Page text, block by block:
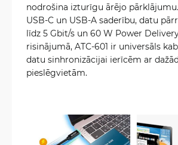
nodrošina izturīgu ārējo
USB-C un USB-A saderību, datu
līdz 5 Gbit/s un 60 W Power
risinājumā, ATC-601 ir universāls
datu sinhronizācijai ierīcēm ar
pieslēgvietām.